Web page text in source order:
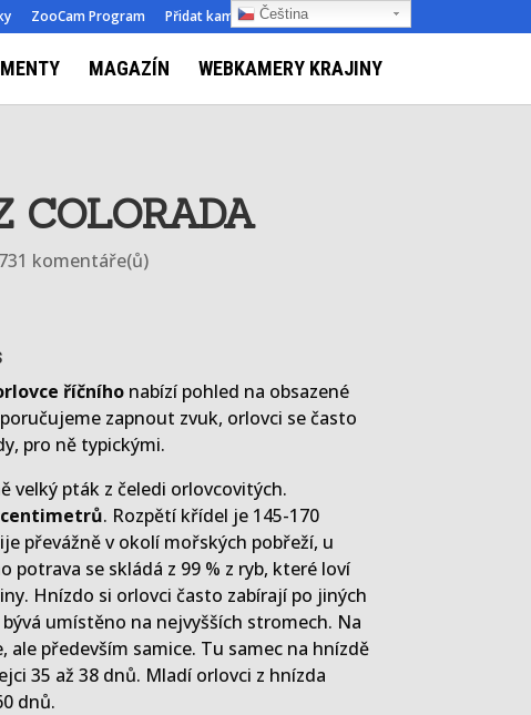
ZooCam Program Přidat kameru O nás
MAGAZÍN WEBKAMERY KRAJINY
COLORADA
731 komentáře(ů)
říčního nabízí pohled na obsazené
zapnout zvuk, orlovci se často
pro ně typickými.
velký pták z čeledi orlovcovitých.
centimetrů. Rozpětí křídel je 145-170
převážně v okolí mořských pobřeží, u
potrava se skládá z 99 % z ryb, které loví
Hnízdo si orlovci často zabírají po jiných
umístěno na nejvyšších stromech. Na
ale především samice. Tu samec na hnízdě
35 až 38 dnů. Mladí orlovci z hnízda
dnů.
Čeština‎